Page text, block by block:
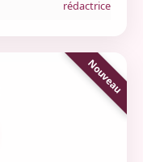
rédactrice